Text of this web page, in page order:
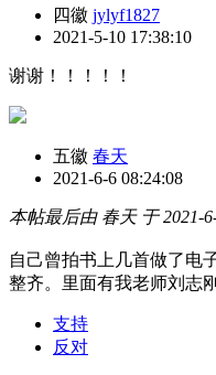
四徽 jylyf1827
2021-5-10 17:38:10
谢谢！！！！！
五徽 春天
2021-6-6 08:24:08
本帖最后由 春天 于 2021-
自己曾拍书上几首做了电
整齐。里面有我老师刘志
支持
反对